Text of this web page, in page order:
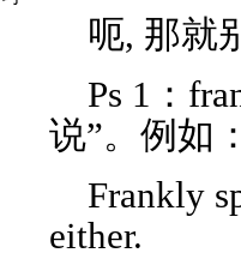
呃, 那就
Ps 1：
说”。例如
Frankly
either.